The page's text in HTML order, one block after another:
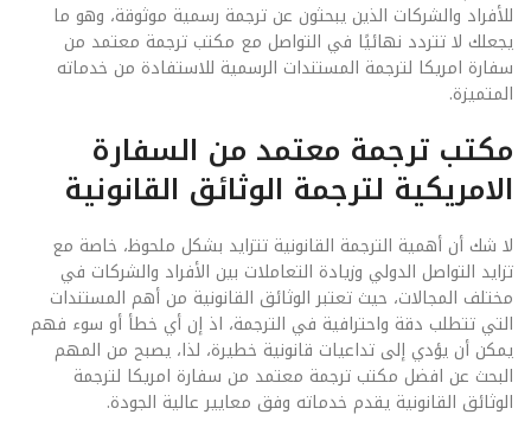
للأفراد والشركات الذين يبحثون عن ترجمة رسمية موثوقة، وهو ما
يجعلك لا تتردد نهائيًا في التواصل مع مكتب ترجمة معتمد من
سفارة امريكا لترجمة المستندات الرسمية للاستفادة من خدماته
المتميزة.
مكتب ترجمة معتمد من السفارة
الامريكية لترجمة الوثائق القانونية
لا شك أن أهمية الترجمة القانونية تتزايد بشكل ملحوظ، خاصة مع
تزايد التواصل الدولي وزيادة التعاملات بين الأفراد والشركات في
مختلف المجالات، حيث تعتبر الوثائق القانونية من أهم المستندات
التي تتطلب دقة واحترافية في الترجمة، اذ إن أي خطأ أو سوء فهم
يمكن أن يؤدي إلى تداعيات قانونية خطيرة، لذا، يصبح من المهم
البحث عن افضل مكتب ترجمة معتمد من سفارة امريكا لترجمة
الوثائق القانونية يقدم خدماته وفق معايير عالية الجودة.